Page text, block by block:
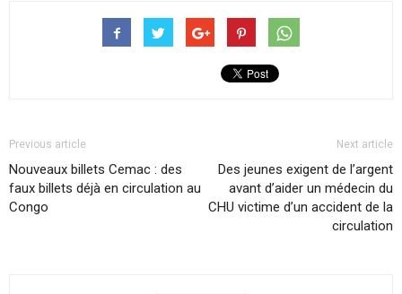
Previous article
Nouveaux billets Cemac : des
faux billets déjà en circulation au
Congo
Next article
Des jeunes exigent de l’argent
avant d’aider un médecin du
CHU victime d’un accident de la
circulation